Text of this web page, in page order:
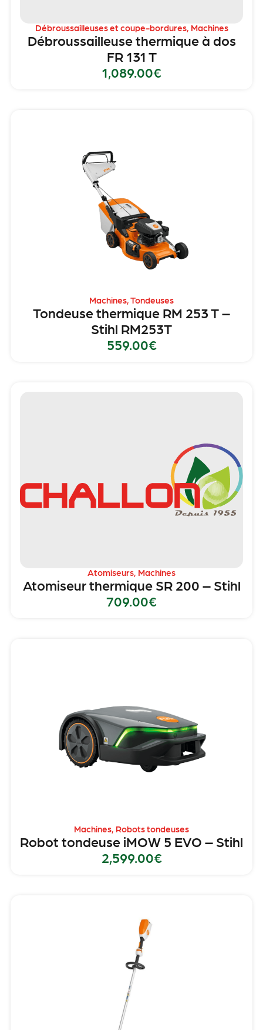
Débroussailleuses et coupe-bordures, Machines
Débroussailleuse thermique à dos
FR 131 T
1,089.00€
Machines,Tondeuses
Tondeuse thermique RM 253 T –
Stihl RM253T
559.00€
Atomiseurs, Machines
Atomiseur thermique SR 200 – Stihl
709.00€
Machines, Robots tondeuses
Robot tondeuse iMOW 5 EVO – Stihl
2,599.00€